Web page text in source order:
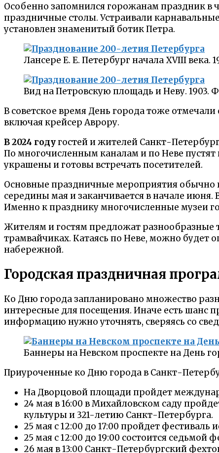
Особенно запомнился горожанам праздник в
праздничные столы. Устраивали
установлен знаменитый ботик Петра.
Лансере Е. Е. Петербург начала XVIII века.
Вид на Петровскую площадь и Неву. 1903.
В советское время День города тоже
включая крейсер Аврору.
В 2024 годугостей и жителей Санкт-
По многочисленным каналам и по Неве
украшены и готовы встречать посетителей.
Основные праздничные мероприятия обычно
середины мая и заканчивается в начале
Именно к празднику многочисленные музеи
Жителям и гостям предложат разнообразные
трамвайчиках. Катаясь по Неве, можно будет
набережной.
Городская праздничная
Ко Дню города запланировано множество
интересные для посещения. Иначе есть шанс
информацию нужно уточнять, сверяясь со
Баннеры на Невском проспекте на День
Приуроченные ко Дню города в Санкт-
На Дворцовой площади пройдет
24 мая в 16:00 в Михайловском саду
культуры и 321-летию Санкт-Петербурга.
25 мая с 12:00 до 17:00 пройдет
25 мая с 12:00 до 19:00 состоится
26 мая в 13:00 Санкт-Петербургский